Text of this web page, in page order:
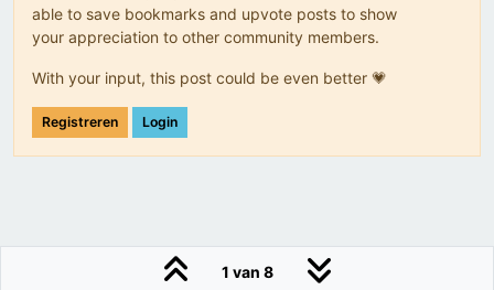
able to save bookmarks and upvote posts to show
your appreciation to other community members.
With your input, this post could be even better 💗
Registreren Login
1 van 8